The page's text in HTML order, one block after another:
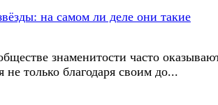
знаменитости часто
не только благодаря своим до...